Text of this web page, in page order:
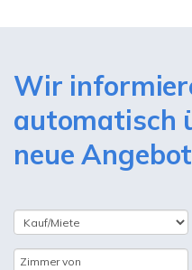
Wir
automatisch
neue